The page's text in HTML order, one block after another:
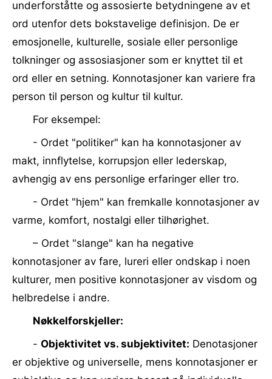
underforståtte og assosierte betydningene av et
ord utenfor dets bokstavelige definisjon. De er
emosjonelle, kulturelle, sosiale eller personlige
tolkninger og assosiasjoner som er knyttet til et
ord eller en setning. Konnotasjoner kan variere fra
person til person og kultur til kultur.
For eksempel:
- Ordet "politiker" kan ha konnotasjoner av
makt, innflytelse, korrupsjon eller lederskap,
avhengig av ens personlige erfaringer eller tro.
- Ordet "hjem" kan fremkalle konnotasjoner av
varme, komfort, nostalgi eller tilhørighet.
– Ordet "slange" kan ha negative
konnotasjoner av fare, lureri eller ondskap i noen
kulturer, men positive konnotasjoner av visdom og
helbredelse i andre.
Nøkkelforskjeller:
- Objektivitet vs. subjektivitet: Denotasjoner
er objektive og universelle, mens konnotasjoner er